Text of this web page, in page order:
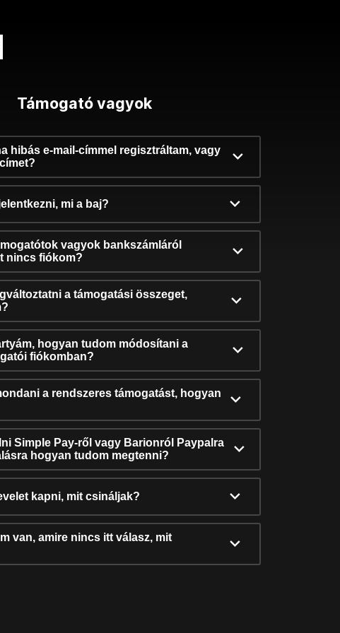
Támogató vagyok
hibás e-mail-címmel regisztráltam, vagy
mi a baj?
vagyok bankszámláról
nincs fiókom?
a támogatási összeget,
hogyan tudom módosítani a
fiókomban?
a rendszeres támogatást, hogyan
Simple Pay-ről vagy Barionról Paypalra
hogyan tudom megtenni?
kapni, mit csináljak?
van, amire nincs itt válasz, mit